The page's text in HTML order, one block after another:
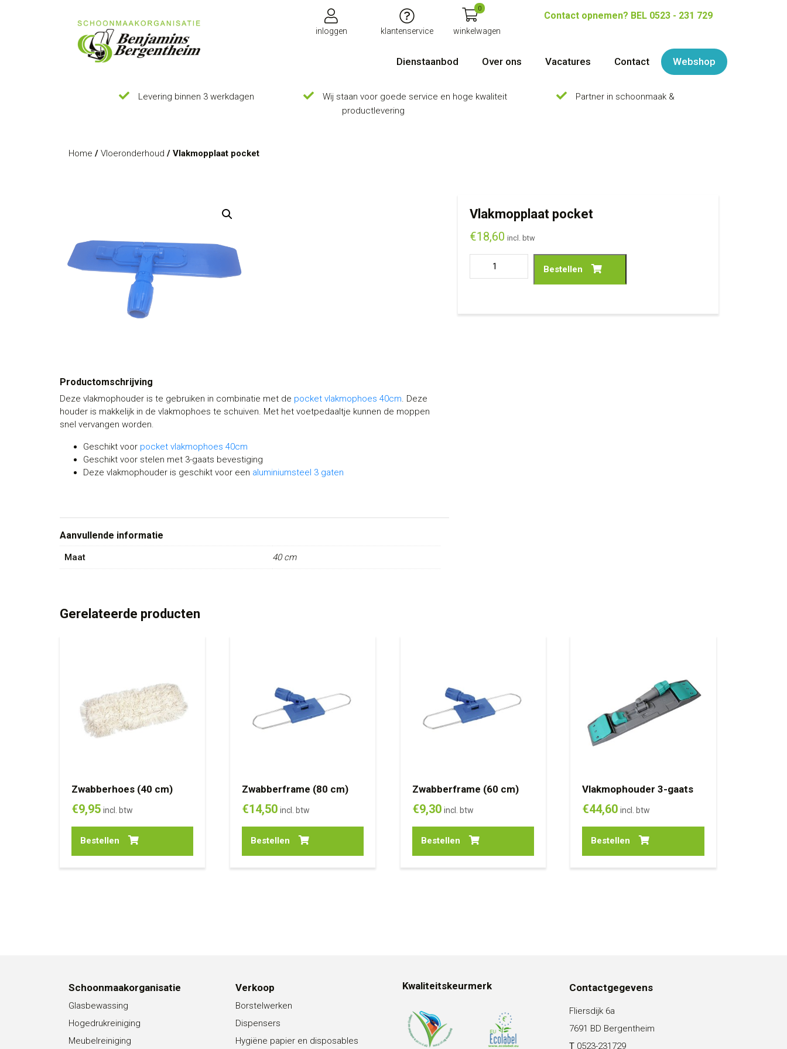
inloggen klantenservice
0
winkelwagen
Contact opnemen? BEL 0523 - 231 729
Dienstaanbod Over ons Vacatures Contact Webshop
Levering binnen 3 werkdagen Wij staan voor goede service en hoge kwaliteit
Partner in schoonmaak &
productlevering
Home / Vloeronderhoud / Vlakmopplaat pocket
Productomschrijving
Deze vlakmophouder is te gebruiken in combinatie met de pocket vlakmophoes 40cm . Deze
houder is makkelijk in de vlakmophoes te schuiven. Met het voetpedaaltje kunnen de moppen
snel vervangen worden.
Geschikt voor pocket vlakmophoes 40cm
Geschikt voor stelen met 3-gaats bevestiging
Deze vlakmophouder is geschikt voor een aluminiumsteel 3 gaten
Aanvullende informatie
Maat 40 cm
Vlakmopplaat pocket
€18,60 incl. btw
Bestellen
Gerelateerde producten
Zwabberhoes (40 cm)
€9,95 incl. btw
Bestellen
Zwabberframe (80 cm)
€14,50 incl. btw
Bestellen
Zwabberframe (60 cm)
€9,30 incl. btw
Bestellen
Vlakmophouder 3-gaats
€44,60 incl. btw
Bestellen
Schoonmaakorganisatie
Glasbewassing
Hogedrukreiniging
Meubelreiniging
Verkoop
Borstelwerken
Dispensers
Hygiëne papier en disposables
Kwaliteitskeurmerk Contactgegevens
Fliersdijk 6a
7691 BD Bergentheim
T 0523-231729